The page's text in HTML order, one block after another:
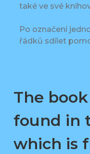
také ve své
Po označení
řádků sdílet
The
found in
which is